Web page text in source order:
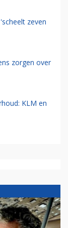
zeven
zorgen over
KLM en